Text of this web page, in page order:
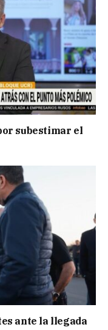
subestimar el
ante la llegada